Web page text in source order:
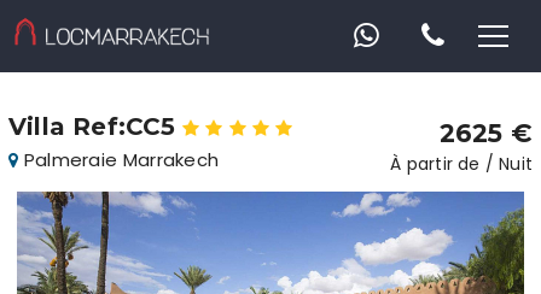
Villa Ref:CC5
Palmeraie Marrakech
2625 €
À partir de / Nuit